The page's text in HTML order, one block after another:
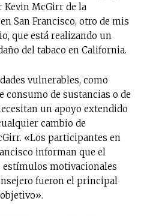
Kevin McGirr de la
San Francisco, otro de mis
que está realizando un
del tabaco en California.
vulnerables, como
consumo de sustancias o de
un apoyo extendido
cambio de
«Los participantes en
informan que el
estímulos motivacionales
fueron el principal